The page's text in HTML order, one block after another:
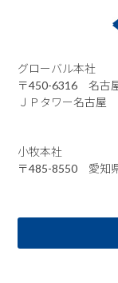
グローバル本社
〒450-6316 名古
ＪＰタワー名古屋
小牧本社
〒485-8550 愛知